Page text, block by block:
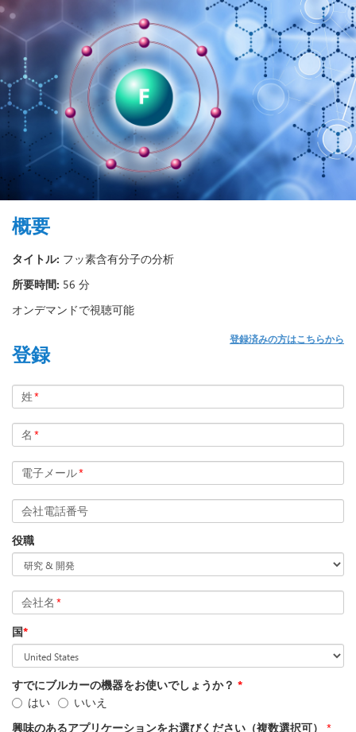
概要
タイトル: フッ素含有分子の分析
所要時間: 56 分
オンデマンドで視聴可能
登録
登録済みの方はこちらから
姓*
名 *
電子メール*
会社電話番号
役職
会社名 *
国*
すでにブルカーの機器をお使いでしょうか？ *
はい
いいえ
興味のあるアプリケーションをお選びください（複数選択可）
*